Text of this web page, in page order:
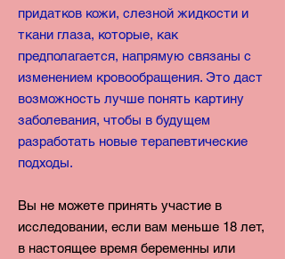
придатков кожи, слезной жидкости и
ткани глаза, которые, как
предполагается, напрямую связаны с
изменением кровообращения. Это даст
возможность лучше понять картину
заболевания, чтобы в будущем
разработать новые терапевтические
подходы.
Вы не можете принять участие в
исследовании, если вам меньше 18 лет,
в настоящее время беременны или